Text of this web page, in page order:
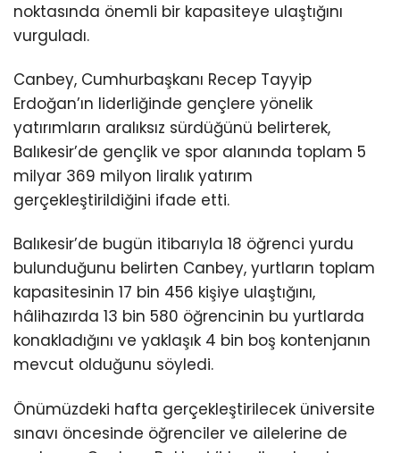
noktasında önemli bir kapasiteye ulaştığını
vurguladı.
Canbey, Cumhurbaşkanı Recep Tayyip
Erdoğan’ın liderliğinde gençlere yönelik
yatırımların aralıksız sürdüğünü belirterek,
Balıkesir’de gençlik ve spor alanında toplam 5
milyar 369 milyon liralık yatırım
gerçekleştirildiğini ifade etti.
Balıkesir’de bugün itibarıyla 18 öğrenci yurdu
bulunduğunu belirten Canbey, yurtların toplam
kapasitesinin 17 bin 456 kişiye ulaştığını,
hâlihazırda 13 bin 580 öğrencinin bu yurtlarda
konakladığını ve yaklaşık 4 bin boş kontenjanın
mevcut olduğunu söyledi.
Önümüzdeki hafta gerçekleştirilecek üniversite
sınavı öncesinde öğrenciler ve ailelerine de